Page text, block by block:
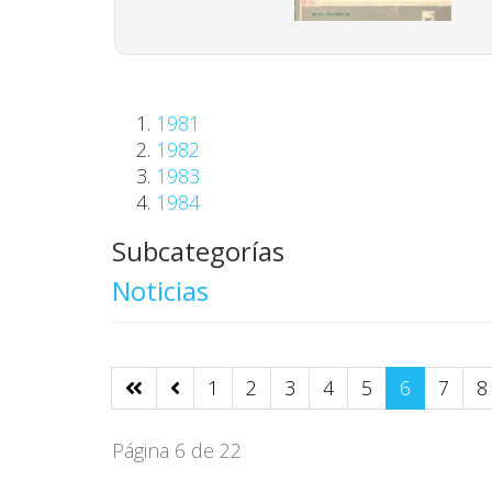
1981
1982
1983
1984
Subcategorías
Noticias
1 2 3 4 5 6 7 8
Página 6 de 22